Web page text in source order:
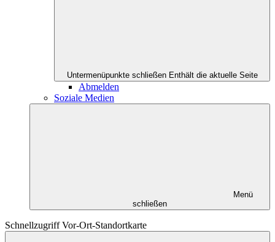
Untermenüpunkte schließen Enthält die aktuelle Seite
Abmelden
Soziale Medien
Menü
schließen
Schnellzugriff Vor-Ort-Standortkarte